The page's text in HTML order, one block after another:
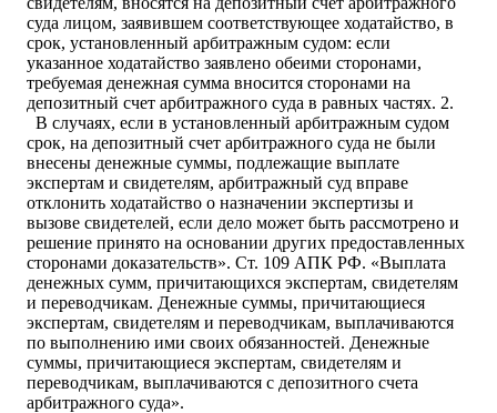
суда лицом, заявившем соответствующее ходатайство, в
срок, установленный арбитражным судом: если
указанное ходатайство заявлено обеими сторонами,
требуемая денежная сумма вносится сторонами на
депозитный счет арбитражного суда в равных частях. 2.
В случаях, если в установленный арбитражным судом
срок, на депозитный счет арбитражного суда не были
внесены денежные суммы, подлежащие выплате
экспертам и свидетелям, арбитражный суд вправе
отклонить ходатайство о назначении экспертизы и
вызове свидетелей, если дело может быть рассмотрено и
решение принято на основании других предоставленных
сторонами доказательств». Ст. 109 АПК РФ. «Выплата
денежных сумм, причитающихся экспертам, свидетелям
и переводчикам. Денежные суммы, причитающиеся
экспертам, свидетелям и переводчикам, выплачиваются
по выполнению ими своих обязанностей. Денежные
суммы, причитающиеся экспертам, свидетелям и
переводчикам, выплачиваются с депозитного счета
арбитражного суда».